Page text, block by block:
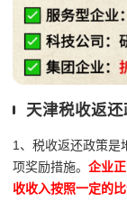
天津税收返还
1、税收返还政策是
项奖励措施。 企业
收收入按照一定的